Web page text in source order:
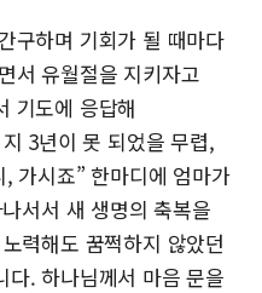
구하며 기회가 될 때마다
서 유월절을 지키자고
기도에 응답해
3년이 못 되었을 무렵,
가시죠” 한마디에 엄마가
서서 새 생명의 축복을
력해도 꿈쩍하지 않았던
다. 하나님께서 마음 문을